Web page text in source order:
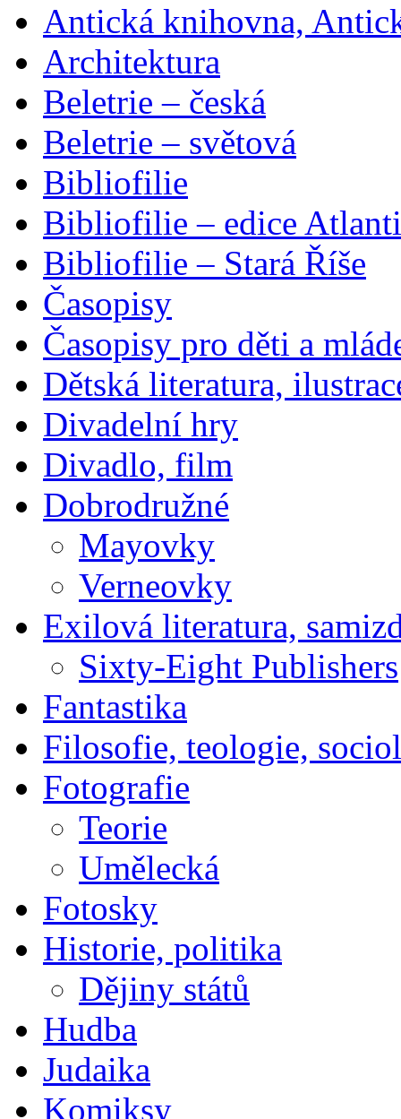
Antická knihovna,
Architektura
Beletrie – česká
Beletrie – světová
Bibliofilie
Bibliofilie – edice
Bibliofilie – Stará Říše
Časopisy
Časopisy pro děti a
Dětská literatura,
Divadelní hry
Divadlo, film
Dobrodružné
Mayovky
Verneovky
Exilová literatura,
Sixty-Eight Publishers
Fantastika
Filosofie, teologie,
Fotografie
Teorie
Umělecká
Fotosky
Historie, politika
Dějiny států
Hudba
Judaika
Komiksy